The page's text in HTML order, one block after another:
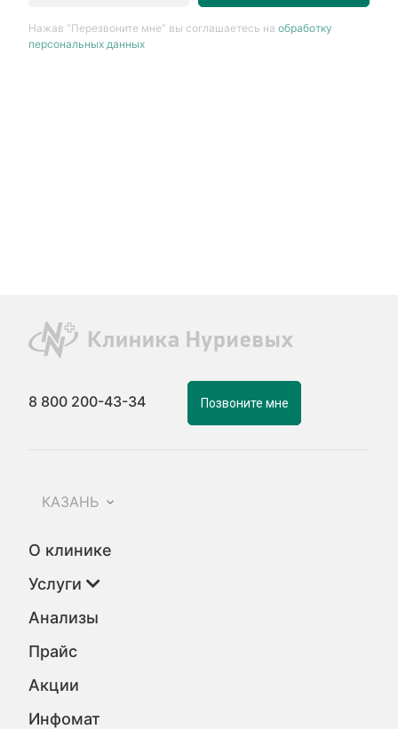
Нажав “Перезвоните мне” вы соглашаетесь наобработку
персональных данных
8 800 200-43-34 Позвоните мне
КАЗАНЬ
О клинике
Услуги
Анализы
Прайс
Акции
Инфомат